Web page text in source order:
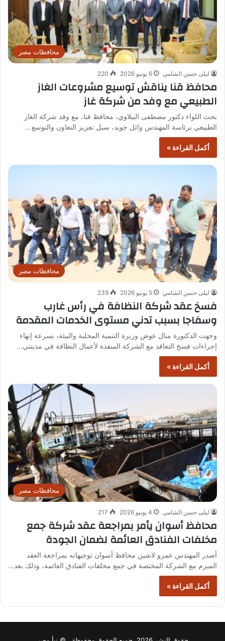
محافظات مصر
ليلى حسن الشامي 6 يونيو 2026 220
محافظ قنا يناقش توسيع مشروعات الغاز
الطبيعي مع وفد من شركة غاز
بحث اللواء دكتور مصطفى الببلاوي، محافظ قنا، مع وفد شركة الغاز
الطبيعي برئاسة المهندس وائل جويد، سبل تعزيز التعاون والتوسع…
أكمل القراءة »
محافظات مصر
ليلى حسن الشامي 5 يونيو 2026 239
فسخ عقد شركة النظافة في رأس غارب
وسفاجا بسبب تدني مستوى الخدمات المقدمة
وجهت الدكتورة منال عوض وزيرة التنمية المحلية والبيئة، بسرعة إنهاء
إجراءات فسخ التعاقد مع الشركة المنفذة لأعمال النظافة في مدينتي…
أكمل القراءة »
محافظات مصر
ليلى حسن الشامي 4 يونيو 2026 217
محافظ أسوان يأمر بمراجعة عقد شركة جمع
مخلفات الفنادق العائمة لضمان الجودة
أصدر المهندس عمرو لاشين محافظ أسوان توجيهاته بمراجعة العقد
المبرم مع الشركة المختصة في جمع مخلفات الفنادق العائمة، وذلك بعد…
أكمل القراءة »